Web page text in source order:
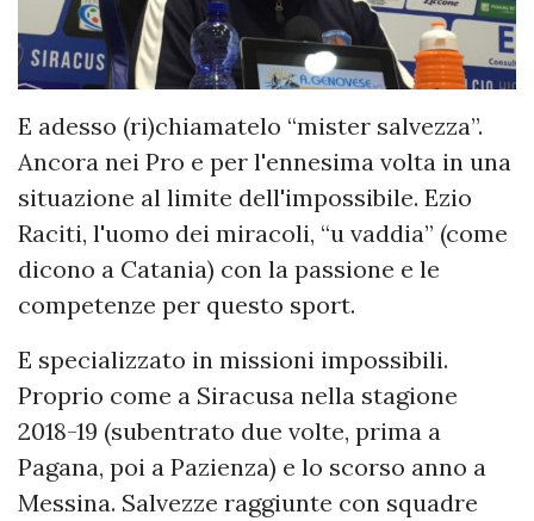
E adesso (ri)chiamatelo “mister salvezza”.
Ancora nei Pro e per l'ennesima volta in una
situazione al limite dell'impossibile. Ezio
Raciti, l'uomo dei miracoli, “u vaddia” (come
dicono a Catania) con la passione e le
competenze per questo sport.
E specializzato in missioni impossibili.
Proprio come a Siracusa nella stagione
2018-19 (subentrato due volte, prima a
Pagana, poi a Pazienza) e lo scorso anno a
Messina. Salvezze raggiunte con squadre